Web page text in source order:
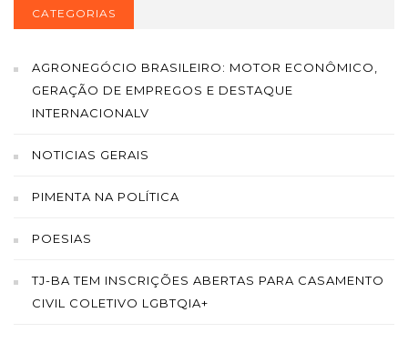
CATEGORIAS
AGRONEGÓCIO BRASILEIRO: MOTOR ECONÔMICO,
GERAÇÃO DE EMPREGOS E DESTAQUE
INTERNACIONALV
NOTICIAS GERAIS
PIMENTA NA POLÍTICA
POESIAS
TJ-BA TEM INSCRIÇÕES ABERTAS PARA CASAMENTO
CIVIL COLETIVO LGBTQIA+